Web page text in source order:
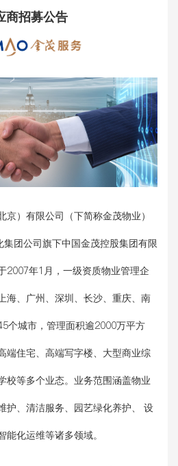
商招募公告
）有限公司（下简称金茂物业）
团公司旗下中国金茂控股集团有限
2007年1月，一级资质物业管理企
海、广州、深圳、长沙、重庆、南
个城市，管理面积逾2000万平方
端住宅、高端写字楼、大型商业综
校等多个业态。业务范围涵盖物业
护、清洁服务、园艺绿化养护、 设
化运维等诸多领域。